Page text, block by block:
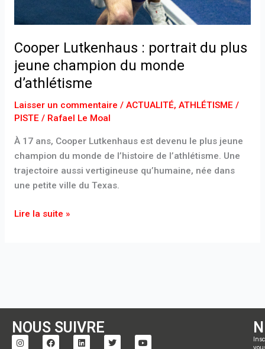
Cooper Lutkenhaus : portrait du plus
jeune champion du monde
d’athlétisme
Laisser un commentaire / ACTUALITÉ, ATHLÉTISME /
PISTE/ Rafael Le Moal
À 17 ans, Cooper Lutkenhaus est devenu le plus jeune
champion du monde de l’histoire de l’athlétisme. Une
trajectoire aussi vertigineuse qu’humaine, née dans
une petite ville du Texas.
Lire la suite »
NOUS SUIVRE
I
n
F
a
L
i
T
w
Y
o